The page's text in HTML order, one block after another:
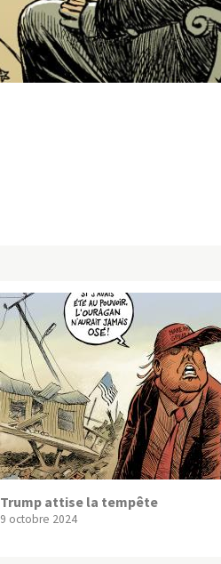
Trump attise la tempête
9 octobre 2024